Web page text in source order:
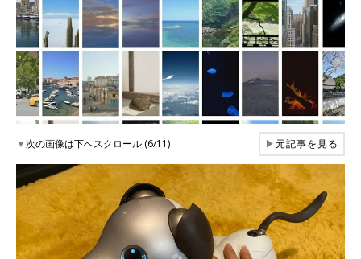
▼次の画像は下へスクロール (6/11) ▶元記事を見る